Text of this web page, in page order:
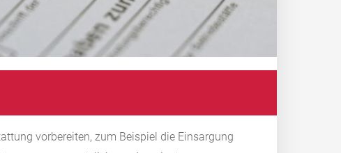
vorbereiten, zum Beispiel die Einsargung